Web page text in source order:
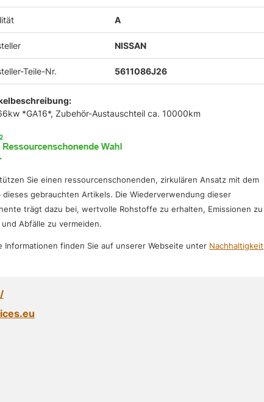
A
NISSAN
Teile-Nr. 5611086J26
*GA16*, Zubehör-Austauschteil ca. 10000km
Sie einen ressourcenschonenden, zirkulären Ansatz mit dem
dieses gebrauchten Artikels. Die Wiederverwendung dieser
trägt dazu bei, wertvolle Rohstoffe zu erhalten, Emissionen zu
und Abfälle zu vermeiden.
Informationen finden Sie auf unserer Webseite unter Nachhaltigkeit